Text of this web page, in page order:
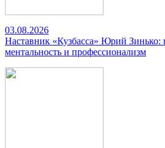
03.08.2026
Наставник «Кузбасса» Юрий Зинько:
ментальность и профессионализм